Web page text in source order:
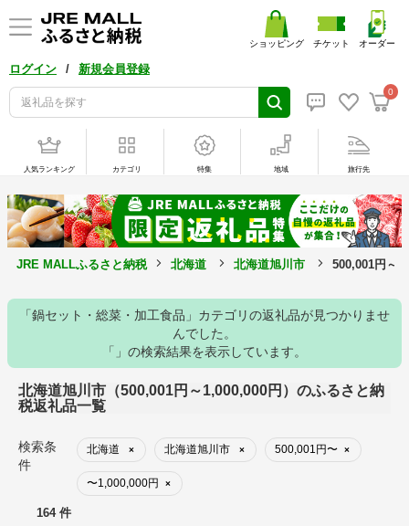
ログイン / 新規会員登録
0
ショッピング チケット オーダー
人気ランキング カテゴリ 特集 地域 旅行先
JRE MALLふるさと納税 北海道 北海道旭川市 500,001円～
「鍋セット・総菜・加工食品」カテゴリの返礼品が見つかりませ
んでした。
「」の検索結果を表示しています。
北海道旭川市（500,001円～1,000,000円）のふるさと納
税返礼品一覧
検索条
件
北海道 × 北海道旭川市 × 500,001円〜 ×
〜1,000,000円 ×
164 件